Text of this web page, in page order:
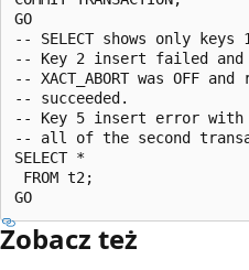
GO
-- SELECT shows only keys
-- Key 2 insert failed and
-- XACT_ABORT was OFF
-- succeeded.
-- Key 5 insert error with
-- all of the second
SELECT *
FROM t2;
Zobacz też